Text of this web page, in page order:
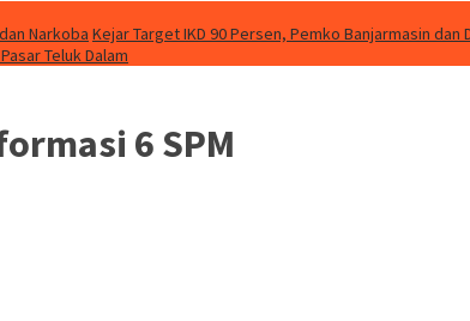
Narkoba Kejar Target IKD 90 Persen, Pemko Banjarmasin dan
Teluk Dalam
6 SPM